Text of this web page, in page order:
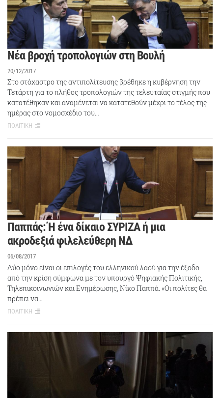
Νέα βροχή τροπολογιών στη Βουλή
20/12/2017
Στο στόχαστρο της αντιπολίτευσης βρέθηκε η κυβέρνηση την
Τετάρτη για το πλήθος τροπολογιών της τελευταίας στιγμής που
κατατέθηκαν και αναμένεται να κατατεθούν μέχρι το τέλος της
ημέρας στο νομοσχέδιο του…
ΠΟΛΙΤΙΚΗ
Παππάς: Ή ένα δίκαιο ΣΥΡΙΖΑ ή μια
ακροδεξιά φιλελεύθερη ΝΔ
06/08/2017
Δύο μόνο είναι οι επιλογές του ελληνικού λαού για την έξοδο
από την κρίση σύμφωνα με τον υπουργό Ψηφιακής Πολιτικής,
Τηλεπικοινωνιών και Ενημέρωσης, Νίκο Παππά. «Οι πολίτες θα
πρέπει να…
ΠΟΛΙΤΙΚΗ